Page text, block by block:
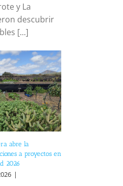
y La
descubrir
[...]
abre la
a proyectos en
2026
|